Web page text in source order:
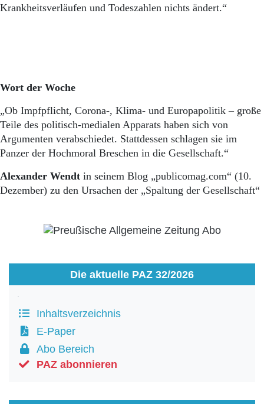
Krankheitsverläufen und Todeszahlen nichts ändert.“
Wort der Woche
„Ob Impfpflicht, Corona-, Klima- und Europapolitik – große
Teile des politisch-medialen Apparats haben sich von
Argumenten verabschiedet. Stattdessen schlagen sie im
Panzer der Hochmoral Breschen in die Gesellschaft.“
Alexander Wendt in seinem Blog „publicomag.com“ (10.
Dezember) zu den Ursachen der „Spaltung der Gesellschaft“
Die aktuelle PAZ 32/2026
Inhaltsverzeichnis
E-Paper
Abo Bereich
PAZ abonnieren